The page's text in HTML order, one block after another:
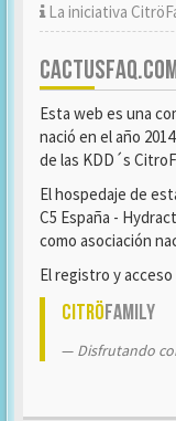
La iniciativa
Esta web es una
nació en el año
de las KDD´s
El hospedaje de
C5 España -
como asociación
El registro y
CitröFamily
Disfrutando